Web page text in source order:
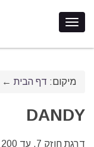
מיקום: דף הבית ←
DANDY